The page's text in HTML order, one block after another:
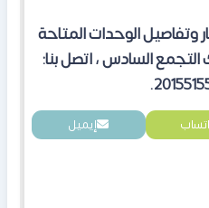
وتفاصيل الوحدات المتاحة
السادس ، اتصل بنا:
إيميل